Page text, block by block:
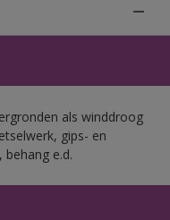
als winddroog
gips- en
e.d.